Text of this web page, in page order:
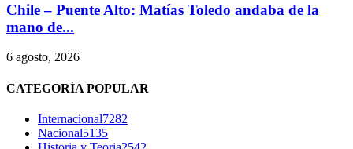
Chile – Puente Alto: Matías Toledo andaba de la
mano de...
6 agosto, 2026
CATEGORÍA POPULAR
Internacional7282
Nacional5135